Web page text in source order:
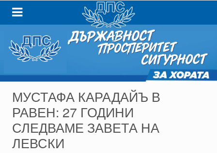
МУСТАФА КАРАДАЙЪ В
РАВЕН: 27 ГОДИНИ
СЛЕДВАМЕ ЗАВЕТА НА
ЛЕВСКИ